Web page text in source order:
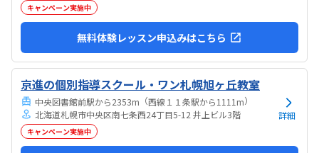
キャンペーン実施中
無料体験レッスン申込みはこちら
京進の個別指導スクール・ワン札幌旭ヶ丘教室
中央図書館前駅から2353m （西線１１条駅から1111m）
北海道札幌市中央区南七条西24丁目5-12 井上ビル3階
キャンペーン実施中
詳細